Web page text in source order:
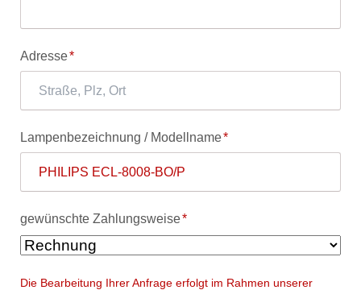
Pflichtfeld
Adresse*
Pflichtfeld
Lampenbezeichnung / Modellname*
Pflichtfeld
gewünschte Zahlungsweise*
Die Bearbeitung Ihrer Anfrage erfolgt im Rahmen unserer